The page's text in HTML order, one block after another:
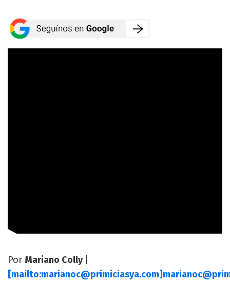
Por Mariano Colly |
[mailto:marianoc@primiciasya.com]